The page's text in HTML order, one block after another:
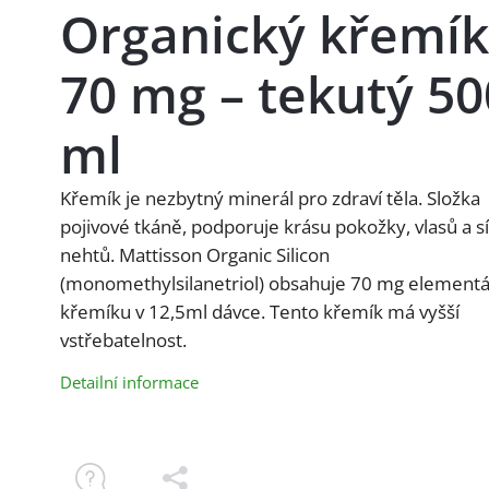
Organický křemík
70 mg – tekutý
ml
Křemík je nezbytný minerál pro zdraví těla. Složka
pojivové tkáně, podporuje krásu pokožky, vlasů a
nehtů. Mattisson Organic Silicon
(monomethylsilanetriol) obsahuje 70 mg
křemíku v 12,5ml dávce. Tento křemík má vyšší
vstřebatelnost.
Detailní informace